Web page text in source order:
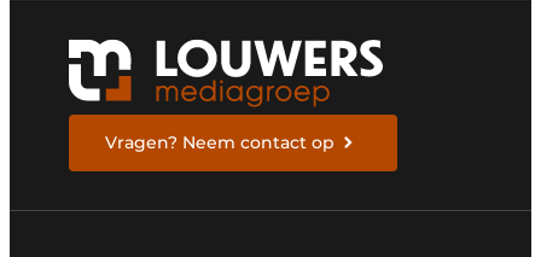
Vragen? Neem contact op